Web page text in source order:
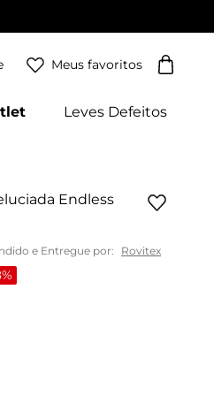
Meus favoritos
Leves Defeitos
Endless
e Entregue por: Rovitex